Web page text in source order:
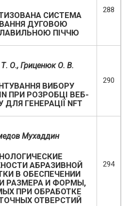
СИСТЕМА
ДУГОВОЮ
ПІЧЧЮ
288
О., Гриценюк О. В.
ВИБОРУ
ПРИ РОЗРОБЦІ ВЕБ-
ГЕНЕРАЦІЇ NFT
290
Мухаддин
АБРАЗИВНОЙ
В ОБЕСПЕЧЕНИИ
РАЗМЕРА И ФОРМЫ,
ПРИ ОБРАБОТКЕ
ОТВЕРСТИЙ
294